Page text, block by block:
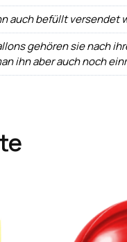
auch befüllt versendet
gehören sie nach
ihn aber auch noch